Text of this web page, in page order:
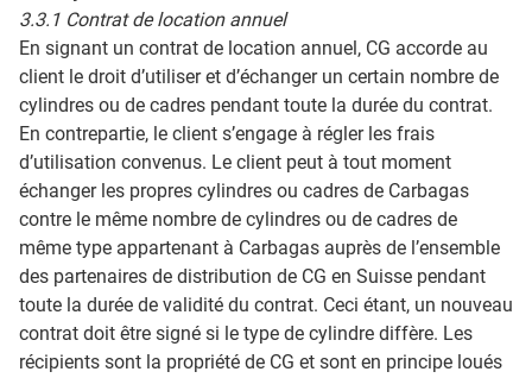
3.3.1 Contrat de location annuel
En signant un contrat de location annuel, CG accorde au
client le droit d’utiliser et d’échanger un certain nombre de
cylindres ou de cadres pendant toute la durée du contrat.
En contrepartie, le client s’engage à régler les frais
d’utilisation convenus. Le client peut à tout moment
échanger les propres cylindres ou cadres de Carbagas
contre le même nombre de cylindres ou de cadres de
même type appartenant à Carbagas auprès de l’ensemble
des partenaires de distribution de CG en Suisse pendant
toute la durée de validité du contrat. Ceci étant, un nouveau
contrat doit être signé si le type de cylindre diffère. Les
récipients sont la propriété de CG et sont en principe loués